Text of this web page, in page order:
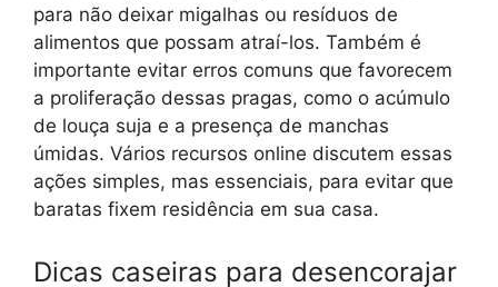
para não deixar migalhas ou resíduos de
alimentos que possam atraí-los. Também é
importante evitar erros comuns que favorecem
a proliferação dessas pragas, como o acúmulo
de louça suja e a presença de manchas
úmidas. Vários recursos online discutem essas
ações simples, mas essenciais, para evitar que
baratas fixem residência em sua casa.
Dicas caseiras para desencorajar